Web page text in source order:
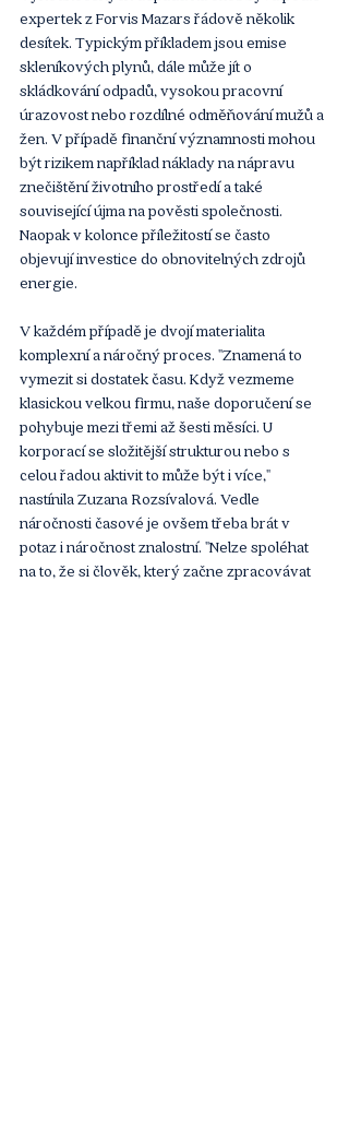
expertek z Forvis Mazars řádově několik
desítek. Typickým příkladem jsou emise
skleníkových plynů, dále může jít o
skládkování odpadů, vysokou pracovní
úrazovost nebo rozdílné odměňování mužů a
žen. V případě finanční významnosti mohou
být rizikem například náklady na nápravu
znečištění životního prostředí a také
související újma na pověsti společnosti.
Naopak v kolonce příležitostí se často
objevují investice do obnovitelných zdrojů
energie.
V každém případě je dvojí materialita
komplexní a náročný proces. "Znamená to
vymezit si dostatek času. Když vezmeme
klasickou velkou firmu, naše doporučení se
pohybuje mezi třemi až šesti měsíci. U
korporací se složitější strukturou nebo s
celou řadou aktivit to může být i více,"
nastínila Zuzana Rozsívalová. Vedle
náročnosti časové je ovšem třeba brát v
potaz i náročnost znalostní. "Nelze spoléhat
na to, že si člověk, který začne zpracovávat